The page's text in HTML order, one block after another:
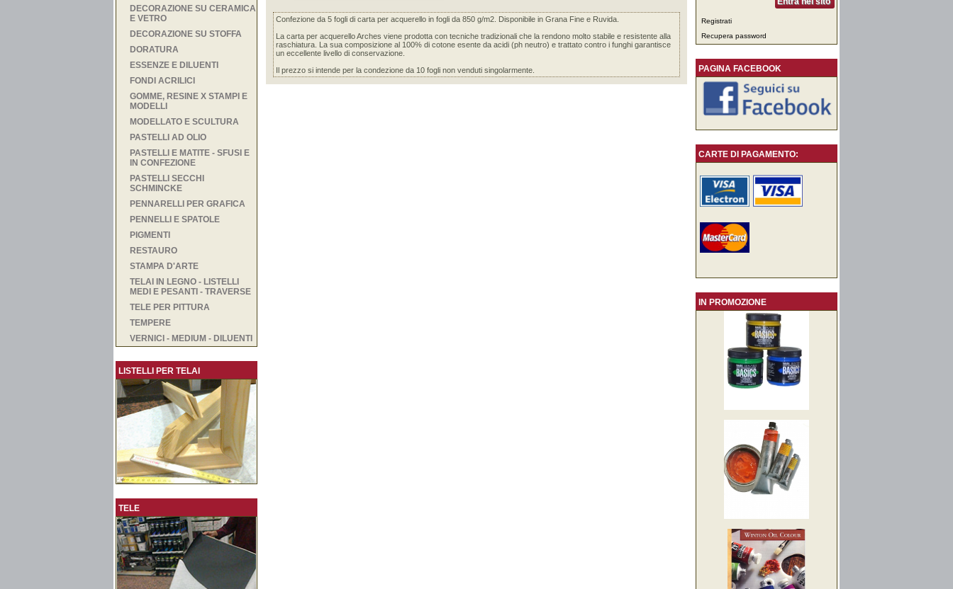
DECORAZIONE SU CERAMICA
E VETRO
DECORAZIONE SU STOFFA
DORATURA
ESSENZE E DILUENTI
FONDI ACRILICI
GOMME, RESINE X STAMPI E
MODELLI
MODELLATO E SCULTURA
PASTELLI AD OLIO
PASTELLI E MATITE - SFUSI E
IN CONFEZIONE
PASTELLI SECCHI
SCHMINCKE
PENNARELLI PER GRAFICA
PENNELLI E SPATOLE
PIGMENTI
RESTAURO
STAMPA D'ARTE
TELAI IN LEGNO - LISTELLI
MEDI E PESANTI - TRAVERSE
TELE PER PITTURA
TEMPERE
VERNICI - MEDIUM - DILUENTI
LISTELLI PER TELAI
TELE
Confezione da 5 fogli di carta per acquerello in fogli da 850 g/m2. Disponibile in Grana Fine e Ruvida.
La carta per acquerello Arches viene prodotta con tecniche tradizionali che la rendono molto stabile e resistente alla
raschiatura. La sua composizione al 100% di cotone esente da acidi (ph neutro) e trattato contro i funghi garantisce
un eccellente livello di conservazione.
Il prezzo si intende per la condezione da 10 fogli non venduti singolarmente.
Registrati
Recupera password
PAGINA FACEBOOK
CARTE DI PAGAMENTO:
IN PROMOZIONE